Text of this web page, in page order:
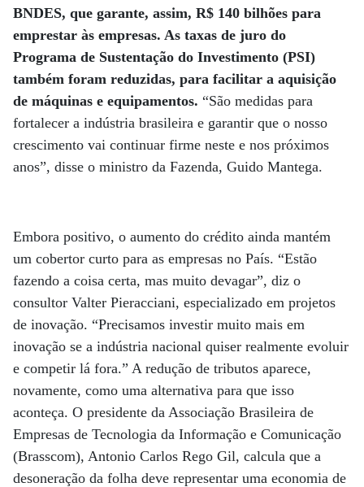
BNDES, que garante, assim, R$ 140 bilhões para
emprestar às empresas. As taxas de juro do
Programa de Sustentação do Investimento (PSI)
também foram reduzidas, para facilitar a aquisição
de máquinas e equipamentos. “São medidas para
fortalecer a indústria brasileira e garantir que o nosso
crescimento vai continuar firme neste e nos próximos
anos”, disse o ministro da Fazenda, Guido Mantega.
Embora positivo, o aumento do crédito ainda mantém
um cobertor curto para as empresas no País. “Estão
fazendo a coisa certa, mas muito devagar”, diz o
consultor Valter Pieracciani, especializado em projetos
de inovação. “Precisamos investir muito mais em
inovação se a indústria nacional quiser realmente evoluir
e competir lá fora.” A redução de tributos aparece,
novamente, como uma alternativa para que isso
aconteça. O presidente da Associação Brasileira de
Empresas de Tecnologia da Informação e Comunicação
(Brasscom), Antonio Carlos Rego Gil, calcula que a
desoneração da folha deve representar uma economia de